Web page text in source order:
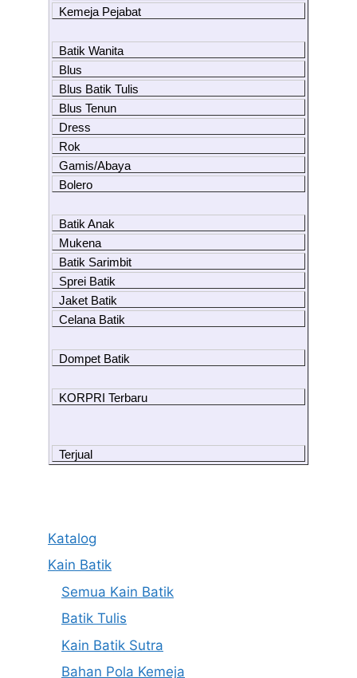
Kemeja Pejabat
Batik Wanita
Blus
Blus Batik Tulis
Blus Tenun
Dress
Rok
Gamis/Abaya
Bolero
Batik Anak
Mukena
Batik Sarimbit
Sprei Batik
Jaket Batik
Celana Batik
Dompet Batik
KORPRI Terbaru
Terjual
Katalog
Kain Batik
Semua Kain Batik
Batik Tulis
Kain Batik Sutra
Bahan Pola Kemeja